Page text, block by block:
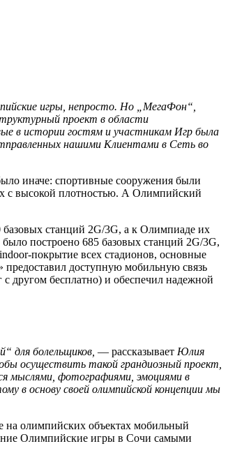
игры, непросто. Но „МегаФон“,
проект в области
в истории гостям и участникам Игр была
нашими Клиентами в Сеть во
иначе: спортивные сооружения были
с высокой плотностью. А Олимпийский
базовых станций 2G/3G, а к Олимпиаде их
построено 685 базовых станций 2G/3G,
покрытие всех стадионов, основные
доступную мобильную связь
другом бесплатно) и обеспечил надежной
для болельщиков, — рассказывает Юлия
осуществить такой грандиозный проект,
мыслями, фотографиями, эмоциями в
в основу своей олимпийской концепции мы
на олимпийских объектах мобильный
Олимпийские игры в Сочи самыми